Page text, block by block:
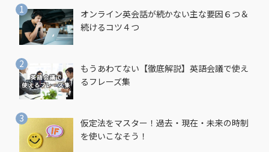
オンライン英会話が続かない主な要因６つ＆
続けるコツ４つ
もうあわてない【徹底解説】英語会議で使え
るフレーズ集
仮定法をマスター！過去・現在・未来の時制
を使いこなそう！